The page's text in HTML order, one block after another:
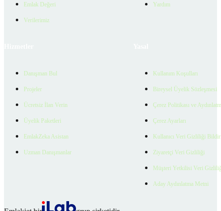
Emlak Değeri
Verilerimiz
Yardım
Danışman Bul
Projeler
Ücretsiz İlan Verin
Üyelik Paketleri
EmlakZeka Asistan
Uzman Danışmanlar
Kullanım Koşulları
Bireysel Üyelik Sözleşmesi
Çerez Politikası ve
Çerez Ayarları
Kullanıcı Veri Gizliliği
Ziyaretçi Veri Gizliliği
Müşteri Yetkilisi Veri
Aday Aydınlatma Metni